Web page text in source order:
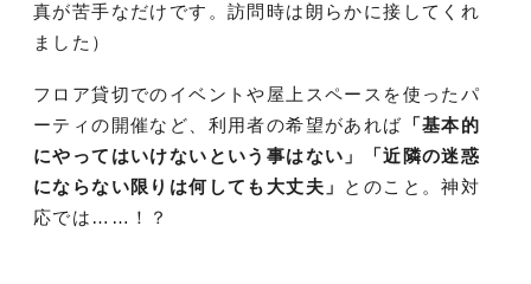
真が苦手なだけです。訪問時は朗らかに接してくれ
ました）
フロア貸切でのイベントや屋上スペースを使ったパ
ーティの開催など、利用者の希望があれば 「基本的
にやってはいけないという事はない」「近隣の迷惑
にならない限りは何しても大丈夫」 とのこと。神対
応では……！？